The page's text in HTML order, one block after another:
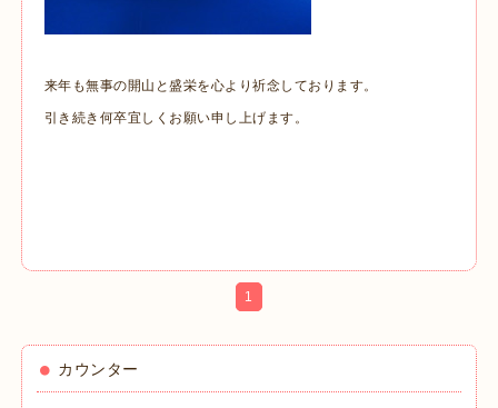
来年も無事の開山と盛栄を心より祈念しております。
引き続き何卒宜しくお願い申し上げます。
1
カウンター